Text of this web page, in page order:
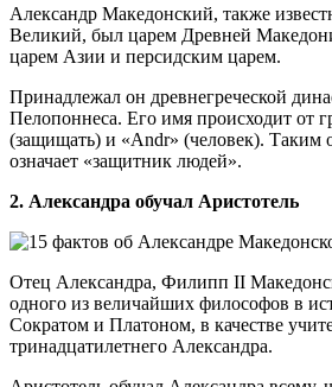
Александр Македонский, также
Великий, был царем Древней
царем Азии и персидским царем.
Принадлежал он древнегреческой
Пелопоннеса. Его имя происходит от
(защищать) и «Andr» (человек). Таким
означает «защитник людей».
2. Александра обучал Аристотель
Отец Александра, Филипп II
одного из величайших философов в
Сократом и Платоном, в качестве
тринадцатилетнего Александра.